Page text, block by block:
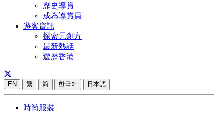
歷史導賞
成為導賞員
遊客資訊
探索元創方
最新熱話
遊歷香港
EN 繁 简 한국어 日本語
時尚服裝